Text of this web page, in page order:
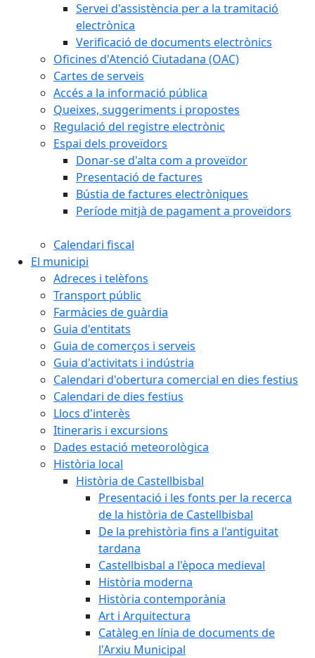
Servei d'assistència per a la tramitació
electrònica
Verificació de documents electrònics
Oficines d'Atenció Ciutadana (OAC)
Cartes de serveis
Accés a la informació pública
Queixes, suggeriments i propostes
Regulació del registre electrònic
Espai dels proveïdors
Donar-se d'alta com a proveïdor
Presentació de factures
Bústia de factures electròniques
Període mitjà de pagament a proveïdors
Calendari fiscal
El municipi
Adreces i telèfons
Transport públic
Farmàcies de guàrdia
Guia d'entitats
Guia de comerços i serveis
Guia d'activitats i indústria
Calendari d'obertura comercial en dies festius
Calendari de dies festius
Llocs d'interès
Itineraris i excursions
Dades estació meteorològica
Història local
Història de Castellbisbal
Presentació i les fonts per la recerca
de la història de Castellbisbal
De la prehistòria fins a l'antiguitat
tardana
Castellbisbal a l'època medieval
Història moderna
Història contemporània
Art i Arquitectura
Catàleg en línia de documents de
l'Arxiu Municipal